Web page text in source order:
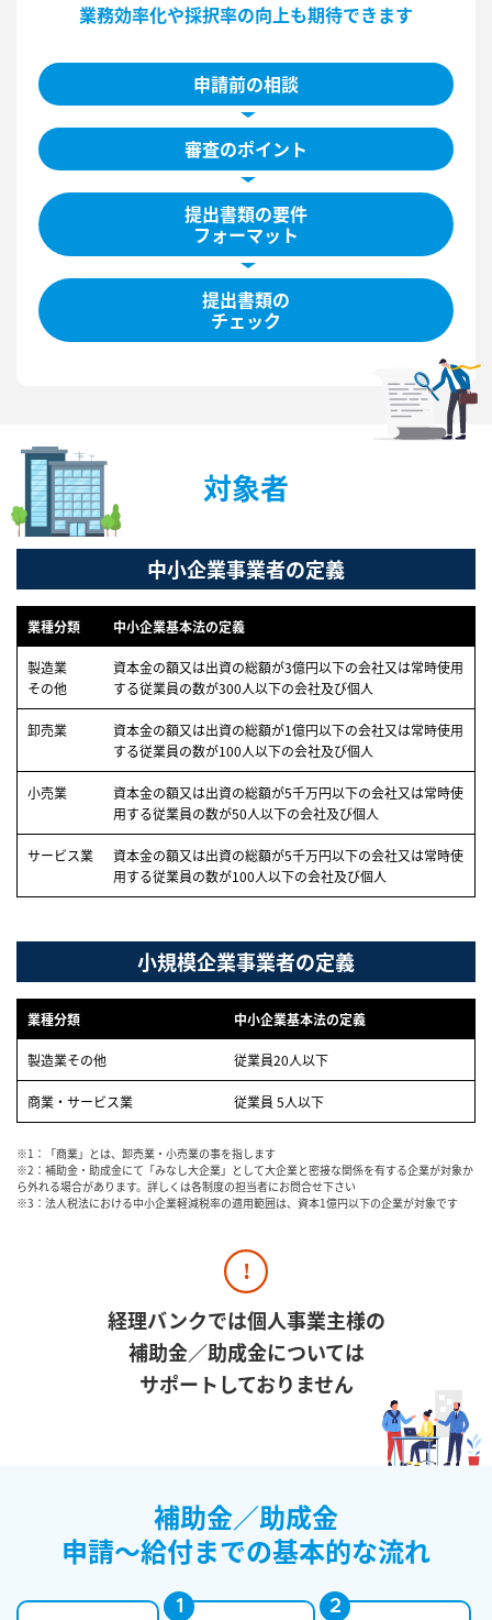
業務効率化や採択率の向上も期待できます
申請前の相談
審査のポイント
提出書類の要件
フォーマット
提出書類の
チェック
対象者
中小企業事業者の定義
業種分類 中小企業基本法の定義
製造業
その他
資本金の額又は出資の総額が3億円以下の会社又は常時使用
する従業員の数が300人以下の会社及び個人
卸売業 資本金の額又は出資の総額が1億円以下の会社又は常時使用
する従業員の数が100人以下の会社及び個人
小売業 資本金の額又は出資の総額が5千万円以下の会社又は常時使
用する従業員の数が50人以下の会社及び個人
サービス業 資本金の額又は出資の総額が5千万円以下の会社又は常時使
用する従業員の数が100人以下の会社及び個人
小規模企業事業者の定義
業種分類 中小企業基本法の定義
製造業その他 従業員20人以下
商業・サービス業 従業員 5人以下
※1：「商業」とは、卸売業・小売業の事を指します
※2：補助金・助成金にて「みなし大企業」として大企業と密接な関係を有する企業が対象か
ら外れる場合があります。詳しくは各制度の担当者にお問合せ下さい
※3：法人税法における中小企業軽減税率の適用範囲は、資本1億円以下の企業が対象です
経理バンクでは個人事業主様の
補助金／助成金については
サポートしておりません
補助金／助成金
申請～給付までの基本的な流れ
1 2